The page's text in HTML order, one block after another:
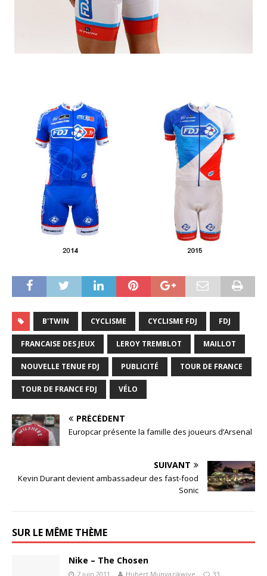
B'TWIN CYCLISME CYCLISME FDJ FDJ
FRANCAISE DES JEUX LEROY TREMBLOT MAILLOT
NOUVELLE TENUE FDJ PUBLICITÉ TOUR DE FRANCE
TOUR DE FRANCE FDJ VÉLO
PRÉCÉDENT
Europcar présente la famille des joueurs d’Arsenal
SUIVANT
Kevin Durant devient ambassadeur des fast-food
Sonic
SUR LE MÊME THÈME
Nike – The Chosen
7 juin 2011 Hubert Munyazikwiye 33